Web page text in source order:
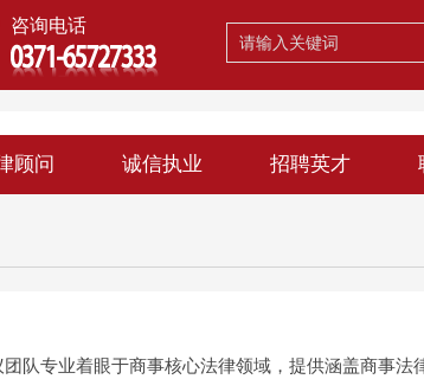
咨询电话
顾问 诚信执业 招聘英才
队专业着眼于商事核心法律领域，提供涵盖商事法